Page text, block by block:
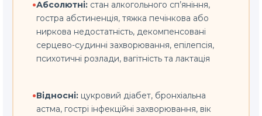
•Абсолютні: стан алкогольного сп’яніння,
гостра абстиненція, тяжка печінкова або
ниркова недостатність, декомпенсовані
серцево-судинні захворювання, епілепсія,
психотичні розлади, вагітність та лактація
•Відносні: цукровий діабет, бронхіальна
астма, гострі інфекційні захворювання, вік